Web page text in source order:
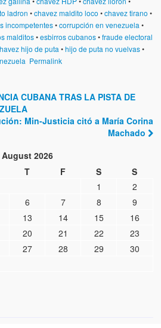
ladron •chavez maldito loco •chavez tirano •
incompetentes•corrupción en venezuela•
malditos•esbirros cubanos•fraude electoral
hijo de puta•hijo de puta no vuelvas•
Permalink
CUBANA TRAS LA PISTA DE
Min-Justicia citó a María Corina
Machado
August 2026
T F S
S
1
2
6 7 8
9
13 14 15
16
20 21 22
23
27 28 29
30